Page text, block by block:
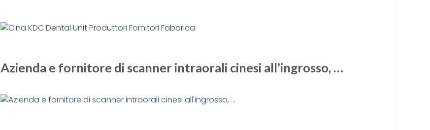
Azienda e fornitore di scanner intraorali cinesi all’ingrosso, …